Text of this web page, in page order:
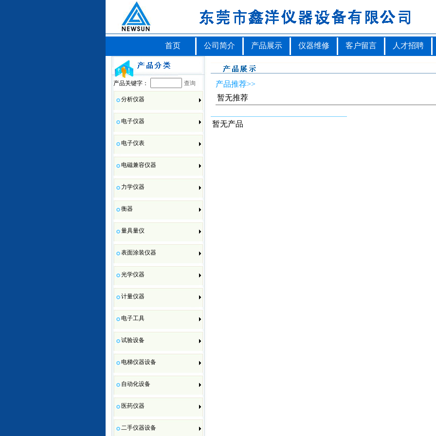
首页 公司简介 产品展示 仪器维修 客户留言 人才招聘
产品关键字： 查询
分析仪器
电子仪器
电子仪表
电磁兼容仪器
力学仪器
衡器
量具量仪
表面涂装仪器
光学仪器
计量仪器
电子工具
试验设备
电梯仪器设备
自动化设备
医药仪器
二手仪器设备
产品推荐>>
暂无推荐
暂无产品